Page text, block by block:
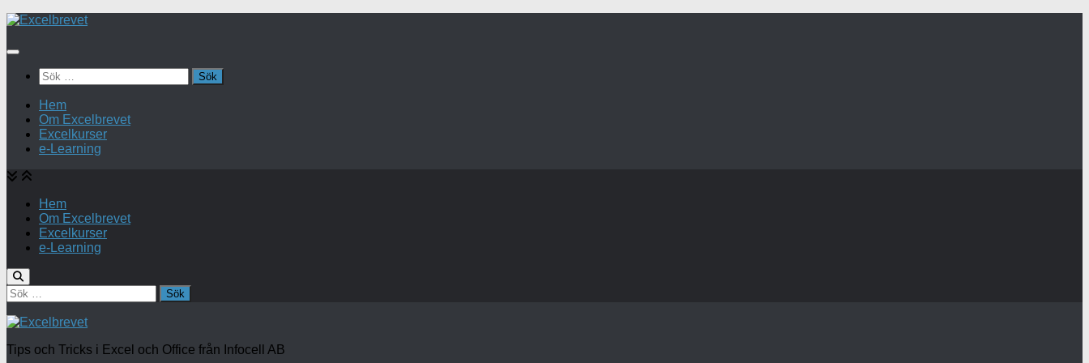
Under
Sök
efter:
Hem
Om Excelbrevet
Excelkurser
e-Learning
Hem
Om Excelbrevet
Excelkurser
e-Learning
Sök
efter:
Tips och Tricks i Excel och Office från Infocell AB